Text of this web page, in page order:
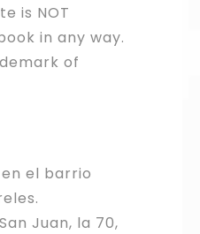
is NOT
in any way.
of
el barrio
Juan, la 70,